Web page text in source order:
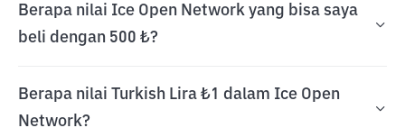
Berapa nilai Ice Open Network yang bisa saya
beli dengan 500 ₺?
Berapa nilai Turkish Lira ₺1 dalam Ice Open
Network?